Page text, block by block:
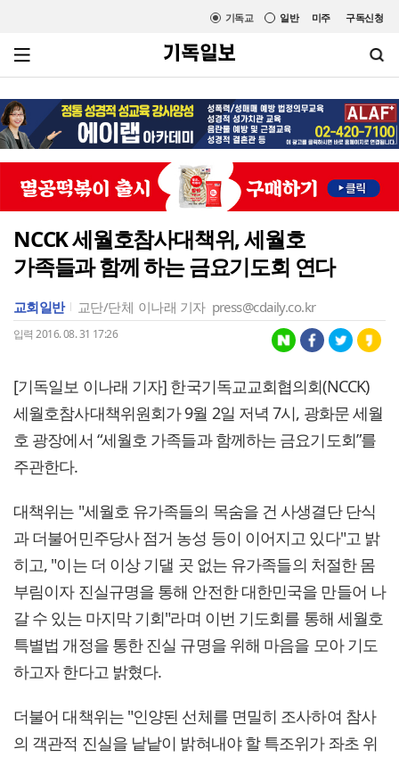
미주 구독신청
일반
기독교
NCCK 세월호참사대책위, 세월호
가족들과 함께 하는 금요기도회 연다
교회일반 교단/단체 이나래 기자 press@cdaily.co.kr
입력 2016. 08. 31 17:26
[기독일보 이나래 기자] 한국기독교교회협의회(NCCK)
세월호참사대책위원회가 9월 2일 저녁 7시, 광화문 세월
호 광장에서 “세월호 가족들과 함께하는 금요기도회”를
주관한다.
대책위는 "세월호 유가족들의 목숨을 건 사생결단 단식
과 더불어민주당사 점거 농성 등이 이어지고 있다"고 밝
히고, "이는 더 이상 기댈 곳 없는 유가족들의 처절한 몸
부림이자 진실규명을 통해 안전한 대한민국을 만들어 나
갈 수 있는 마지막 기회"라며 이번 기도회를 통해 세월호
특별법 개정을 통한 진실 규명을 위해 마음을 모아 기도
하고자 한다고 밝혔다.
더불어 대책위는 "인양된 선체를 면밀히 조사하여 참사
의 객관적 진실을 낱낱이 밝혀내야 할 특조위가 좌초 위